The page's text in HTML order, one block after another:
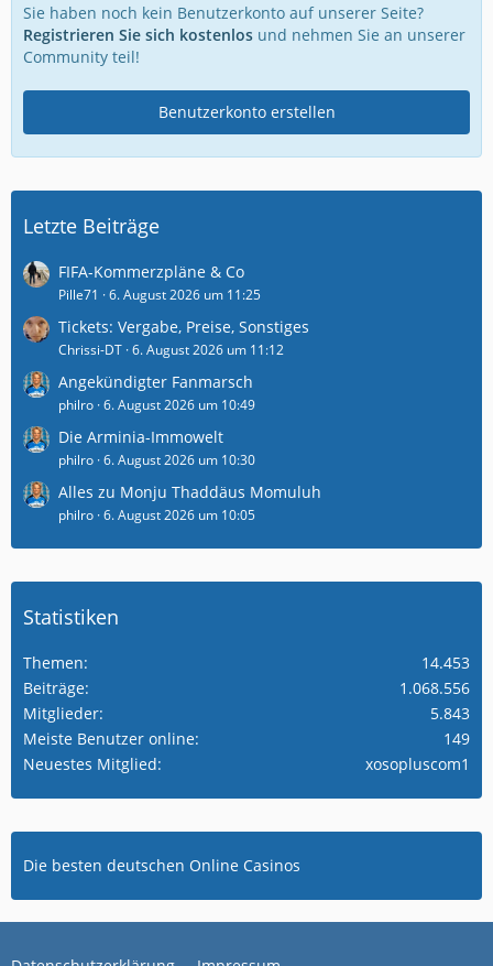
Sie haben noch kein Benutzerkonto auf unserer Seite?
Registrieren Sie sich kostenlos und nehmen Sie an unserer
Community teil!
Benutzerkonto erstellen
Letzte Beiträge
FIFA-Kommerzpläne & Co
Pille71 6. August 2026 um 11:25
Tickets: Vergabe, Preise, Sonstiges
Chrissi-DT 6. August 2026 um 11:12
Angekündigter Fanmarsch
philro 6. August 2026 um 10:49
Die Arminia-Immowelt
philro 6. August 2026 um 10:30
Alles zu Monju Thaddäus Momuluh
philro 6. August 2026 um 10:05
Statistiken
Themen
14.453
Beiträge
1.068.556
Mitglieder
5.843
Meiste Benutzer online
149
Neuestes Mitglied
xosopluscom1
Die besten deutschen Online Casinos